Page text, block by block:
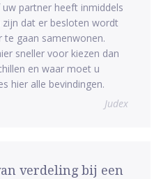
partner heeft inmiddels
zijn dat er besloten wordt
gaan samenwonen.
sneller voor kiezen dan
en waar moet u
hier alle bevindingen.
Judex
verdeling bij een